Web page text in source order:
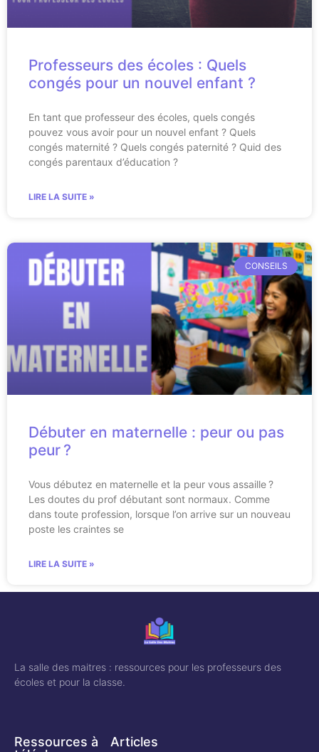
Professeurs des écoles : Quels
congés pour un nouvel enfant ?
En tant que professeur des écoles, quels congés
pouvez vous avoir pour un nouvel enfant ? Quels
congés maternité ? Quels congés paternité ? Quid des
congés parentaux d’éducation ?
LIRE LA SUITE »
CONSEILS
Débuter en maternelle : peur ou pas
peur ?
Vous débutez en maternelle et la peur vous assaille ?
Les doutes du prof débutant sont normaux. Comme
dans toute profession, lorsque l’on arrive sur un nouveau
poste les craintes se
LIRE LA SUITE »
La salle des maitres : ressources pour les professeurs des
écoles et pour la classe.
Ressources à
Articles